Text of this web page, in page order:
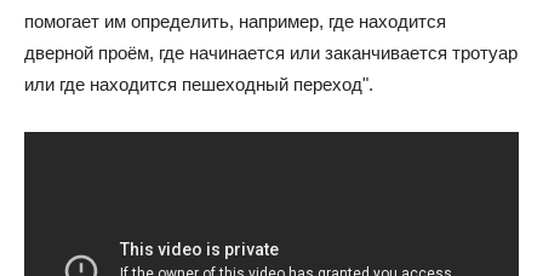
помогает им определить, например, где находится
дверной проём, где начинается или заканчивается тротуар
или где находится пешеходный переход".